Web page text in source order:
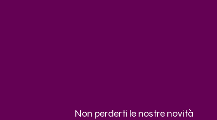
Non perderti le nostre novità